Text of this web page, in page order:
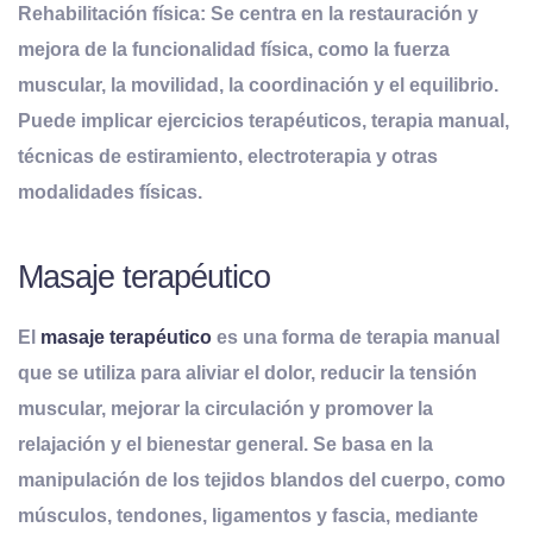
Rehabilitación física: Se centra en la restauración y
mejora de la funcionalidad física, como la fuerza
muscular, la movilidad, la coordinación y el equilibrio.
Puede implicar ejercicios terapéuticos, terapia manual,
técnicas de estiramiento, electroterapia y otras
modalidades físicas.
Masaje terapéutico
El masaje terapéutico es una forma de terapia manual
que se utiliza para aliviar el dolor, reducir la tensión
muscular, mejorar la circulación y promover la
relajación y el bienestar general. Se basa en la
manipulación de los tejidos blandos del cuerpo, como
músculos, tendones, ligamentos y fascia, mediante